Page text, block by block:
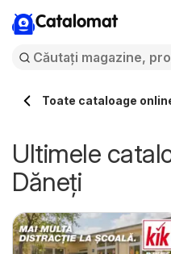
Catalomat
Toate cataloage
Ultimele
Dăneţi